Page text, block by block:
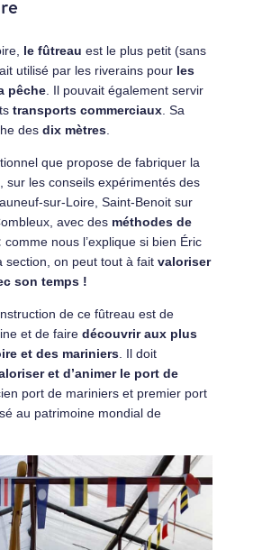
le fûtreau est le plus petit (sans
utilisé par les riverains pour les
pêche . Il pouvait également servir
transports commerciaux . Sa
des dix mètres
que propose de fabriquer la
sur les conseils expérimentés des
sur-Loire, Saint-Benoit sur
avec des méthodes de
comme nous l’explique si bien Éric
section, on peut tout à fait valoriser
son temps !
de ce fûtreau est de
et de faire découvrir aux plus
et des mariniers . Il doit
et d’animer le port de
port de mariniers et premier port
au patrimoine mondial de